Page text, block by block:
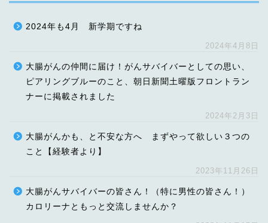
2024年も4月 新学期ですね
2024年4月8日
大腸がんの仲間に届け！がんサバイバーとしての思い、
ピアリングブルーのこと、朝日新聞土曜版フロントラン
ナーに掲載されました
2024年2月3日
大腸がんかも、と不安な方へ まずやって欲しい３つの
こと【経験者より】
2023年11月26日
大腸がんサバイバーの皆さん！（特に男性の皆さん！）
カロリーナともっと交流しませんか？